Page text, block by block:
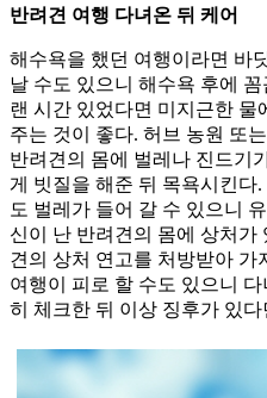
반려견 여행 다녀온 뒤 케어
해수욕을 했던 여행이라면 바
날 수도 있으니 해수욕 후에
랜 시간 있었다면 미지근한 물
주는 것이 좋다. 허브 농원 또
반려견의 몸에 벌레나 진드기
게 빗질을 해준 뒤 목욕시킨다
도 벌레가 들어 갈 수 있으니
신이 난 반려견의 몸에 상처가
견의 상처 연고를 처방받아 가
여행이 피로 할 수도 있으니
히 체크한 뒤 이상 징후가 있